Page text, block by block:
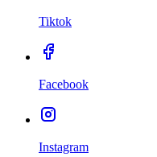
Tiktok
Facebook
Instagram